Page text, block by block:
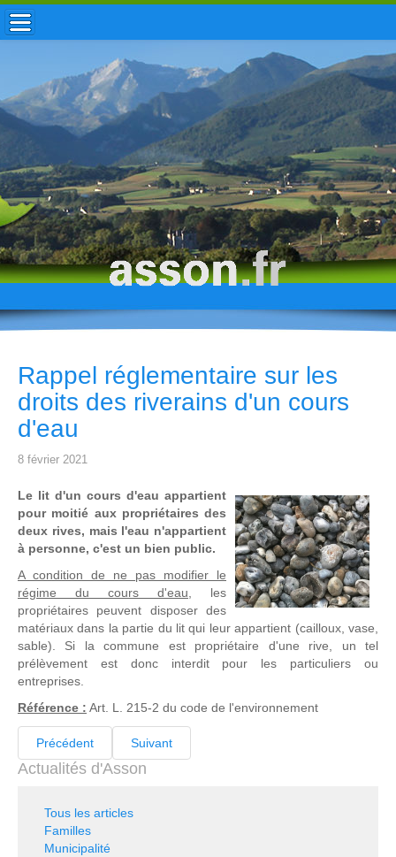
ACCUEIL / INFOS
MUNICIPALITÉ
VIE LOCALE
ENFANCE
TOURISME
HISTOIRE
Rappel réglementaire sur les
droits des riverains d'un cours
d'eau
8 février 2021
Le lit d'un cours d'eau appartient
pour moitié aux propriétaires des
deux rives, mais l'eau n'appartient
à personne, c'est un bien public.
A condition de ne pas modifier le
régime du cours d'eau , les
propriétaires peuvent disposer des
matériaux dans la partie du lit qui leur appartient (cailloux, vase,
sable). Si la commune est propriétaire d'une rive, un tel
prélèvement est donc interdit pour les particuliers ou
entreprises.
Référence : Art. L. 215-2 du code de l'environnement
Précédent Suivant
Actualités d'Asson
Tous les articles
Familles
Municipalité